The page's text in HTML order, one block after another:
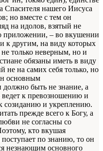
Спасителя нашего Иисуса
но вместе с тем он
на идолов, взятый не
приложении, – во вкушении
к другим, на виду которых
не только неверным, но и
обязаны иметь в виду
не на самих себя только, но
основным
быть не знание, а
ведет к превозношению и
созиданию и укреплению.
прежде всего к Богу, а
не согласны со
кто вкушая
по знанию, то он
незнающим основного